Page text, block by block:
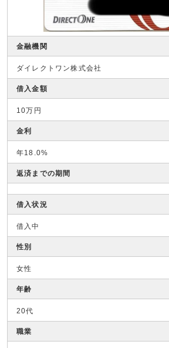
金融機関
ダイレクトワン株式会社
借入金額
10万円
金利
年18.0%
返済までの期間
借入状況
借入中
性別
女性
年齢
20代
職業